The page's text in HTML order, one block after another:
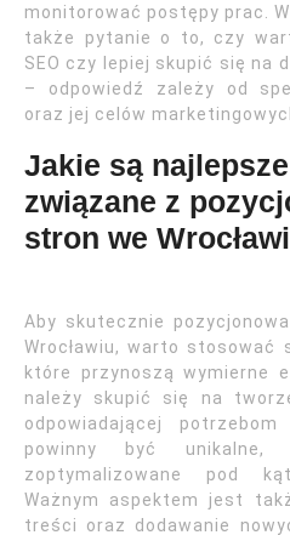
monitorować postępy prac.
także pytanie o to, czy
SEO czy lepiej skupić się na
– odpowiedź zależy od
oraz jej celów
Jakie są
związane z
stron we
Aby skutecznie
Wrocławiu, warto stosować
które przynoszą wymierne
należy skupić się na
odpowiadającej
powinny być unikalne,
zoptymalizowane pod
Ważnym aspektem jest
treści oraz dodawanie